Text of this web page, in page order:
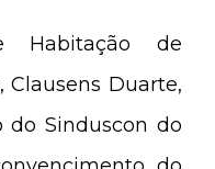
Habitação de
Clausens Duarte,
do Sinduscon do